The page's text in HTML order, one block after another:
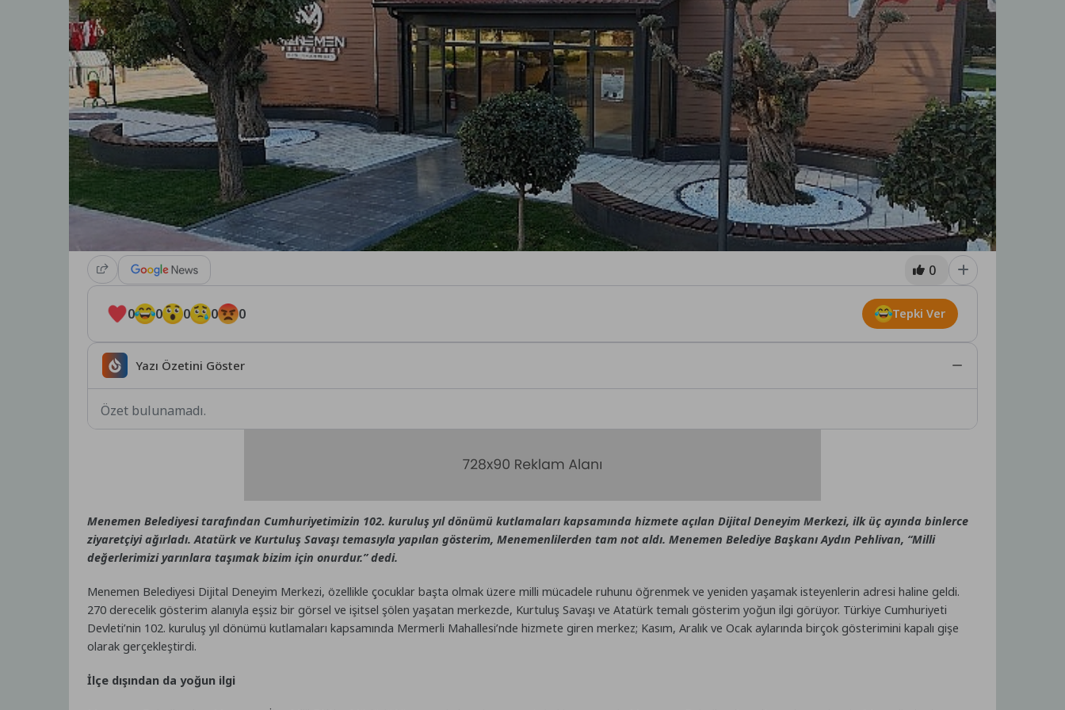
0
0 0 0 0 0 Tepki Ver
Yazı Özetini Göster
Özet bulunamadı.
Menemen Belediyesi tarafından Cumhuriyetimizin 102. kuruluş yıl dönümü kutlamaları kapsamında hizmete açılan Dijital Deneyim Merkezi, ilk üç ayında binlerce
ziyaretçiyi ağırladı. Atatürk ve Kurtuluş Savaşı temasıyla yapılan gösterim, Menemenlilerden tam not aldı. Menemen Belediye Başkanı Aydın Pehlivan, “Milli
değerlerimizi yarınlara taşımak bizim için onurdur.” dedi.
Menemen Belediyesi Dijital Deneyim Merkezi, özellikle çocuklar başta olmak üzere milli mücadele ruhunu öğrenmek ve yeniden yaşamak isteyenlerin adresi haline geldi.
270 derecelik gösterim alanıyla eşsiz bir görsel ve işitsel şölen yaşatan merkezde, Kurtuluş Savaşı ve Atatürk temalı gösterim yoğun ilgi görüyor. Türkiye Cumhuriyeti
Devleti’nin 102. kuruluş yıl dönümü kutlamaları kapsamında Mermerli Mahallesi’nde hizmete giren merkez; Kasım, Aralık ve Ocak aylarında birçok gösterimini kapalı gişe
olarak gerçekleştirdi.
İlçe dışından da yoğun ilgi